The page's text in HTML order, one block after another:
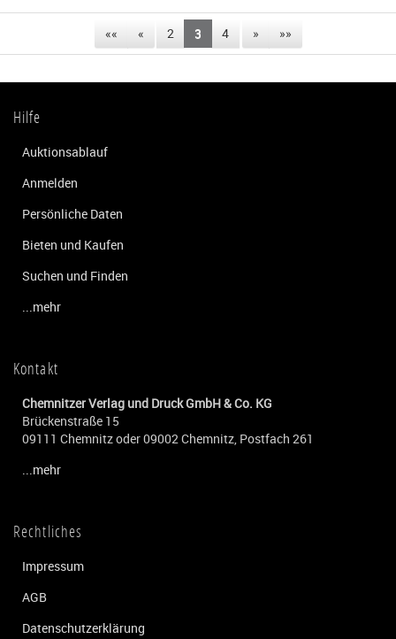
«« « 2 3 4 » »»
Hilfe
Auktionsablauf
Anmelden
Persönliche Daten
Bieten und Kaufen
Suchen und Finden
...mehr
Kontakt
Chemnitzer Verlag und Druck GmbH & Co. KG
Brückenstraße 15
09111 Chemnitz oder 09002 Chemnitz, Postfach 261
...mehr
Rechtliches
Impressum
AGB
Datenschutzerklärung